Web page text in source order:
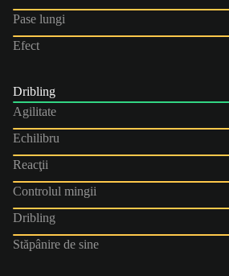
Pase lungi
Efect
Dribling
Agilitate
Echilibru
Reacţii
Controlul mingii
Dribling
Stăpânire de sine